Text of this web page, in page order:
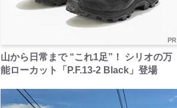
PR
山から日常まで “これ1足”！ シリオの万
能ローカット「P.F.13-2 Black」登場